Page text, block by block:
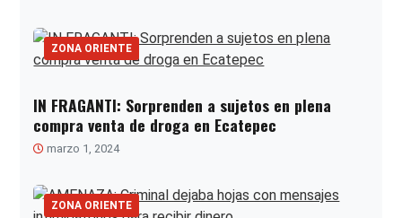
ZONA ORIENTE
IN FRAGANTI: Sorprenden a sujetos en plena
compra venta de droga en Ecatepec
marzo 1, 2024
ZONA ORIENTE